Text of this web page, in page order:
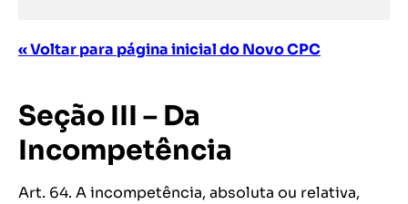
« Voltar para página inicial do Novo CPC
Seção III – Da
Incompetência
Art. 64. A incompetência, absoluta ou relativa,